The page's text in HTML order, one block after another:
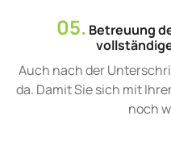
05. Betreuung
Auch nach der
da. Damit Sie sich mit
noch